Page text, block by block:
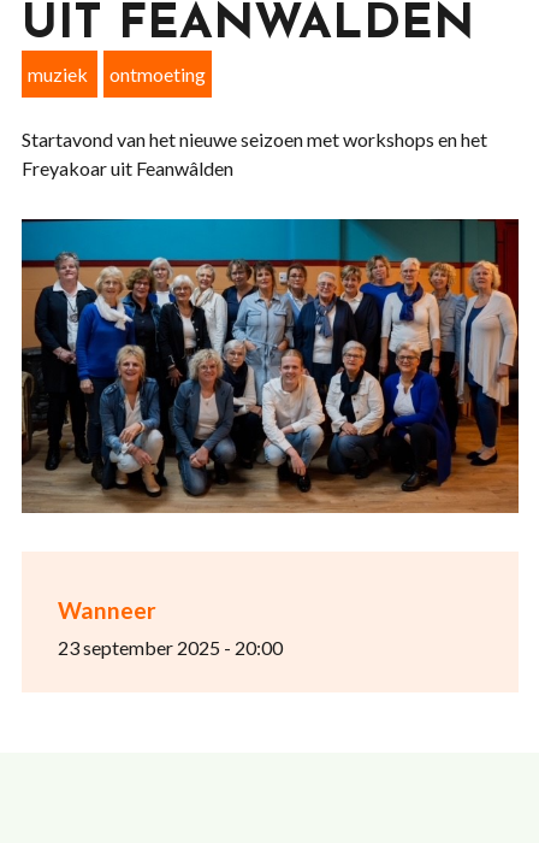
Wanneer
23 september 2025 - 20:00
UIT FEANWÂLDEN
muziek ontmoeting
Startavond van het nieuwe seizoen met workshops en het
Freyakoar uit Feanwâlden